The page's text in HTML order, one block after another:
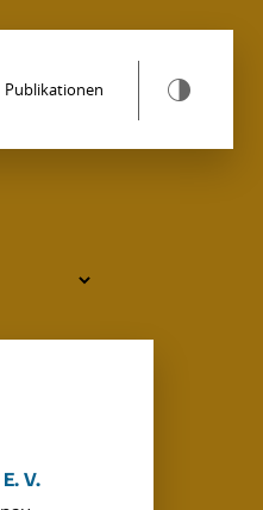
Publikationen
V.